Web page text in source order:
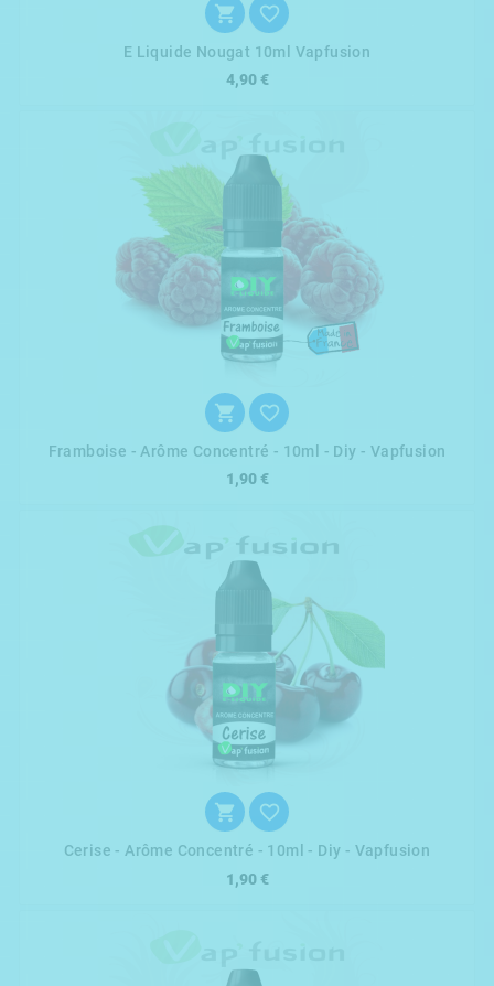
 
E Liquide Nougat 10ml Vapfusion
4,90 €
 
Framboise - Arôme Concentré - 10ml - Diy - Vapfusion
1,90 €
 
Cerise - Arôme Concentré - 10ml - Diy - Vapfusion
1,90 €